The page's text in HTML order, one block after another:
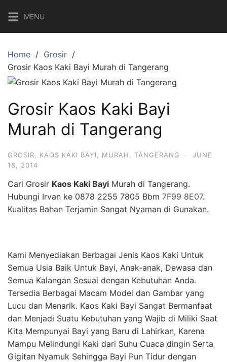
i
MENU
Home
Grosir
Grosir Kaos Kaki Bayi Murah di Tangerang
Grosir Kaos Kaki Bayi
Murah di Tangerang
GROSIR KAOS KAKI BAYI MURAH TANGERANG ·
JUNE
18, 2014
Cari Grosir Kaos Kaki Bayi Murah di Tangerang.
Hubungi Irvan ke 0878 2255 7805 Bbm 7F99 8E07.
Kualitas Bahan Terjamin Sangat Nyaman di Gunakan.
Kami Menyediakan Berbagai Jenis Kaos Kaki Untuk
Semua Usia Baik Untuk Bayi, Anak-anak, Dewasa dan
Semua Kalangan Sesuai dengan Kebutuhan Anda.
Tersedia Berbagai Macam Model dan Gambar yang
Lucu dan Menarik. Kaos Kaki Bayi Sangat Bermanfaat
dan Menjadi Suatu Kebutuhan yang Wajib di Miliki Saat
Kita Mempunyai Bayi yang Baru di Lahirkan, Karena
Mampu Melindungi Kaki dari Suhu Cuaca dingin Serta
Gigitan Nyamuk Sehingga Bayi Pun Tidur dengan